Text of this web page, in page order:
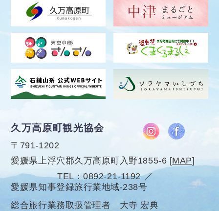
久万高原町観光協会
〒791-1202
愛媛県上浮穴郡久万高原町入野1855-6 [MAP]
TEL
0892-21-1192
愛媛県知事登録旅行業地域-238号
総合旅行業務取扱管理者 大寺 宏典